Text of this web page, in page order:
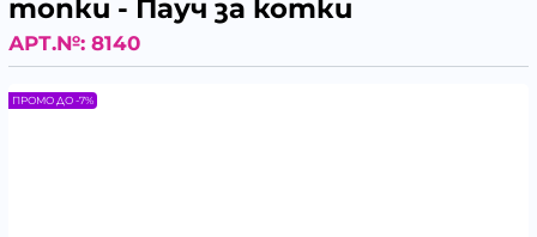
топки - Пауч за котки
АРТ.№: 8140
ПРОМО ДО -7%